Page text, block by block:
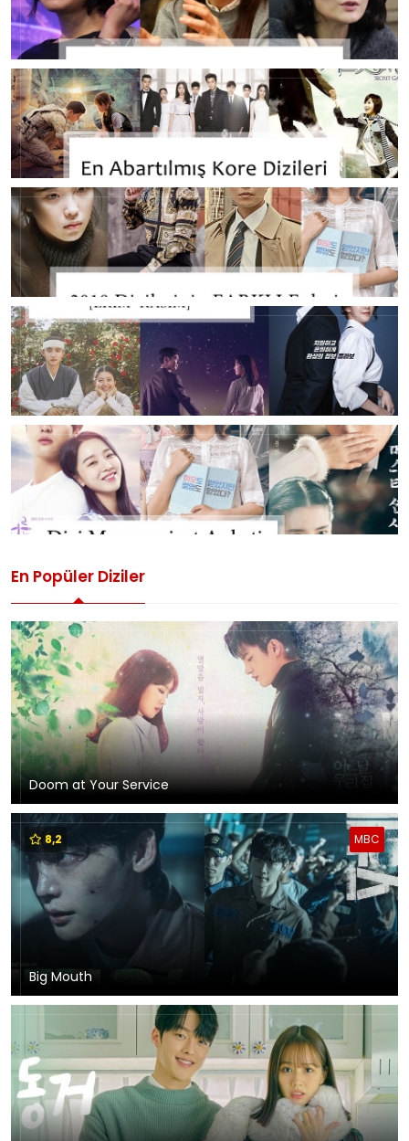
En Popüler Diziler
Doom at Your Service
MBC
8,2
Big Mouth